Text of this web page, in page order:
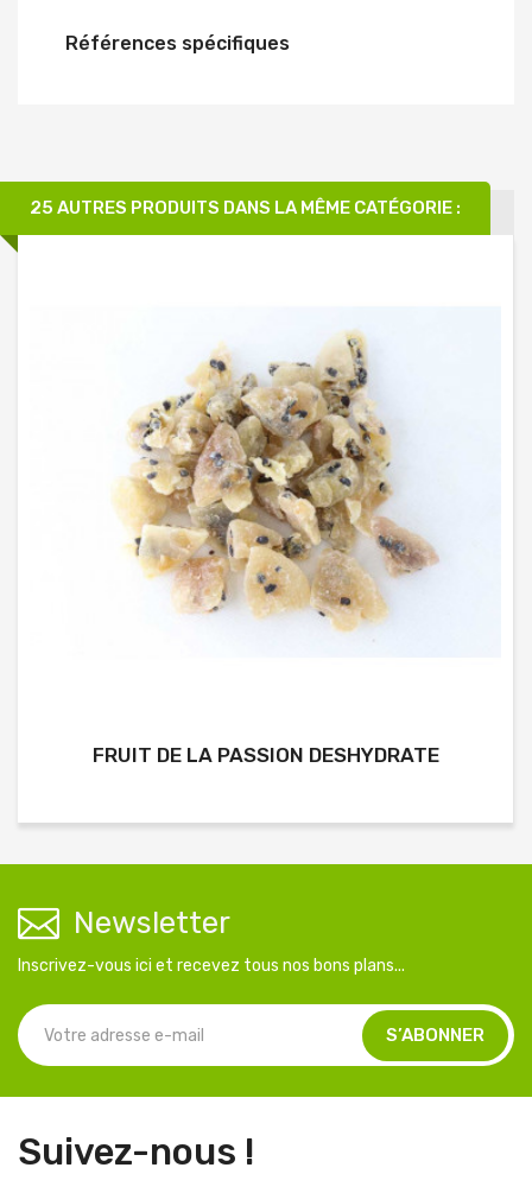
Références spécifiques
25 AUTRES PRODUITS DANS LA MÊME CATÉGORIE :
FRUIT DE LA PASSION DESHYDRATE
Newsletter
Inscrivez-vous ici et recevez tous nos bons plans...
Suivez-nous !